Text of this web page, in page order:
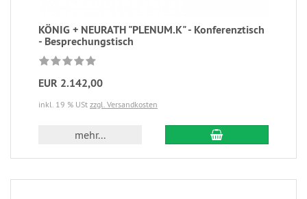
KÖNIG + NEURATH "PLENUM.K" - Konferenztisch
- Besprechungstisch
EUR 2.142,00
inkl. 19 % USt zzgl. Versandkosten
mehr...